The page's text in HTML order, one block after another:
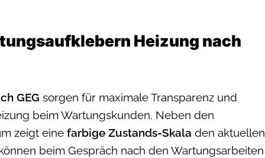
Heizung nach
GEG sorgen für maximale Transparenz und
beim Wartungskunden. Neben den
zeigt eine farbige Zustands-Skala den aktuellen
beim Gespräch nach den Wartungsarbeiten